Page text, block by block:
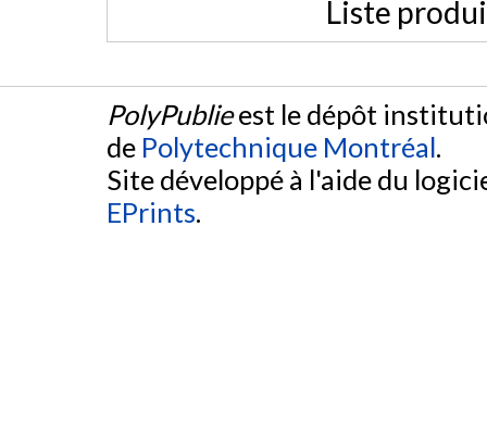
Liste
PolyPublieest le dépôt
de Polytechnique Montréal.
Site développé à l'aide du
EPrints.